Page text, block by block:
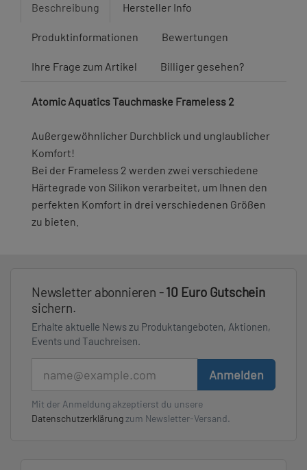
Beschreibung Hersteller Info
Produktinformationen Bewertungen
Ihre Frage zum Artikel Billiger gesehen?
Atomic Aquatics Tauchmaske Frameless 2
Außergewöhnlicher Durchblick und unglaublicher
Komfort!
Bei der Frameless 2 werden zwei verschiedene
Härtegrade von Silikon verarbeitet, um Ihnen den
perfekten Komfort in drei verschiedenen Größen
zu bieten.
Newsletter abonnieren -10 Euro Gutschein
sichern.
Erhalte aktuelle News zu Produktangeboten, Aktionen,
Events und Tauchreisen.
Anmelden
Mit der Anmeldung akzeptierst du unsere
Datenschutzerklärung zum Newsletter-Versand.